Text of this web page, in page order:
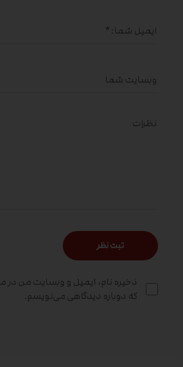
ذخیره نام، ایمیل و وبسایت من در
که دوباره دیدگاهی می‌نویسم.